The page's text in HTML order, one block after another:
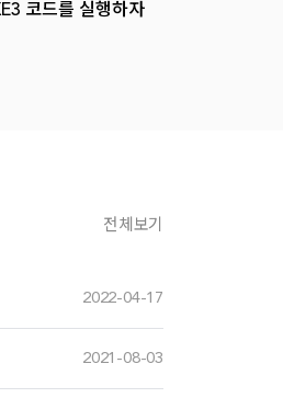
코드를 실행하자
전체보기
2022-04-17
2021-08-03